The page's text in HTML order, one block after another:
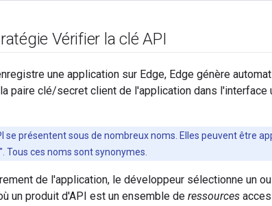
Vérifier la clé API
une application sur Edge, Edge génère
paire clé/secret client de l'application dans l'interface
se présentent sous de nombreux noms. Elles peuvent être
Tous ces noms sont synonymes.
de l'application, le développeur sélectionne un
un produit d'API est un ensemble de ressources